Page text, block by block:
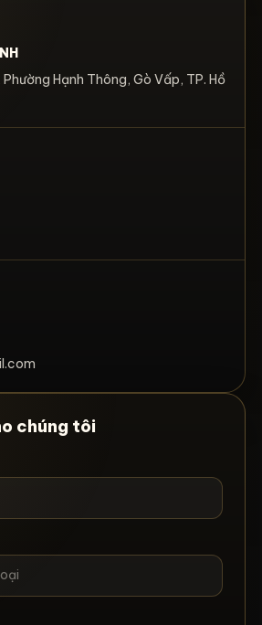
Hạnh Thông, Gò Vấp, TP. Hồ
chúng tôi